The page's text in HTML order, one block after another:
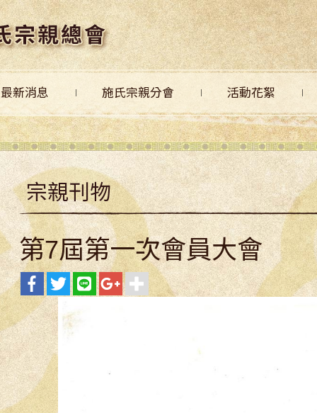
最新消息 施氏宗親分會 活動花絮
宗親刊物
第7屆第一次會員大會